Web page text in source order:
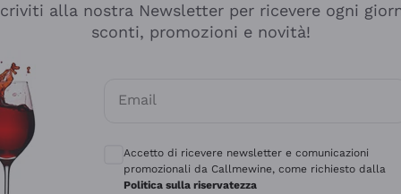
diversi e con un ampio range di prezzo. Le
alla nostra Newsletter per ricevere ogni
sconti, promozioni e novità!
Email
Accetto di ricevere newsletter e comunicazioni
promozionali da Callmewine, come richiesto dalla
Politica sulla riservatezza